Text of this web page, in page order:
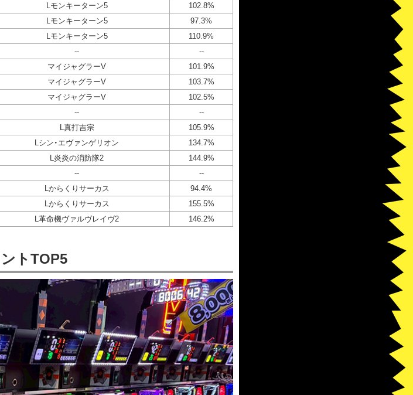
Lモンキーターン5
102.8%
Lモンキーターン5
97.3%
Lモンキーターン5
110.9%
--
--
マイジャグラーV
101.9%
マイジャグラーV
103.7%
マイジャグラーV
102.5%
--
--
L真打吉宗
105.9%
Lシン・エヴァンゲリオン
134.7%
L炎炎の消防隊2
144.9%
--
--
Lからくりサーカス
94.4%
Lからくりサーカス
155.5%
L革命機ヴァルヴレイヴ2 146.2%
トTOP5